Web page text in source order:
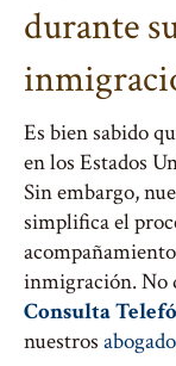
durante
Es bien sabido
en los Estados
Sin embargo,
simplifica el
inmigración. No
Consulta
nuestros